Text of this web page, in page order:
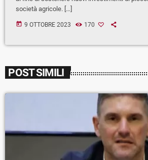
società agricole. […]
today 9 OTTOBRE 2023 170
POST SIMILI